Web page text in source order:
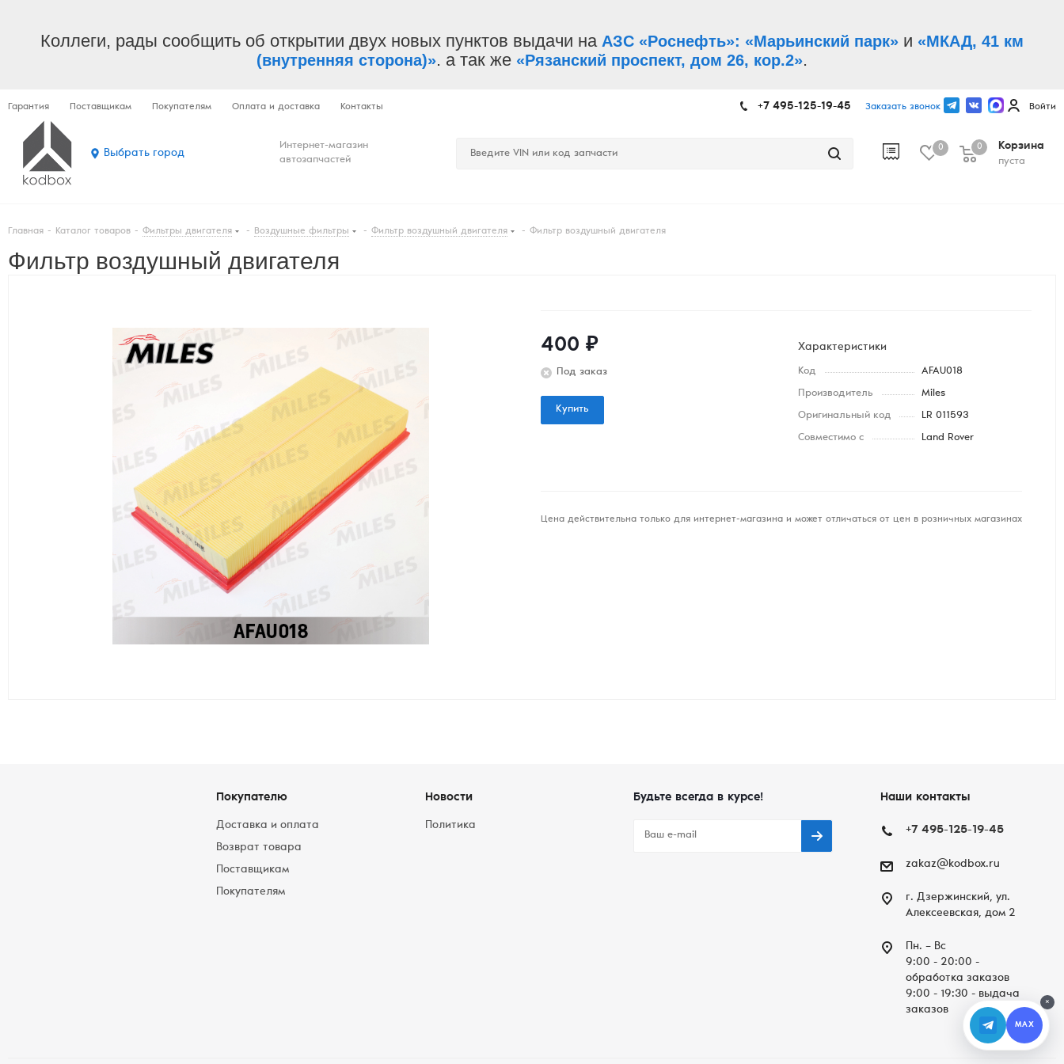
Коллеги, рады сообщить об открытии двух новых пунктов выдачи на АЗС «Роснефть»: «Марьинский парк» и «МКАД, 41 км
(внутренняя сторона)». а так же «Рязанский проспект, дом 26, кор.2».
Гарантия Поставщикам Покупателям Оплата и доставка Контакты +7 495-125-19-45 Заказать звонок Войти
Выбрать город
Интернет-магазин
автозапчастей
0
Корзина
пуста
0
Главная - Каталог товаров - Фильтры двигателя - Воздушные фильтры - Фильтр воздушный двигателя - Фильтр воздушный двигателя
Фильтр воздушный двигателя
400 ₽
Под заказ
Купить
Характеристики
Код AFAU018
Производитель Miles
Оригинальный код LR 011593
Совместимо с Land Rover
Цена действительна только для интернет-магазина и может отличаться от цен в розничных магазинах
Покупателю
Доставка и оплата
Возврат товара
Поставщикам
Покупателям
Новости
Политика
Будьте всегда в курсе! Наши контакты
+7 495-125-19-45
zakaz@kodbox.ru
г. Дзержинский, ул.
Алексеевская, дом 2
Пн. – Вc
9:00 - 20:00 -
обработка заказов
9:00 - 19:30 - выдача
заказов
×
MAX